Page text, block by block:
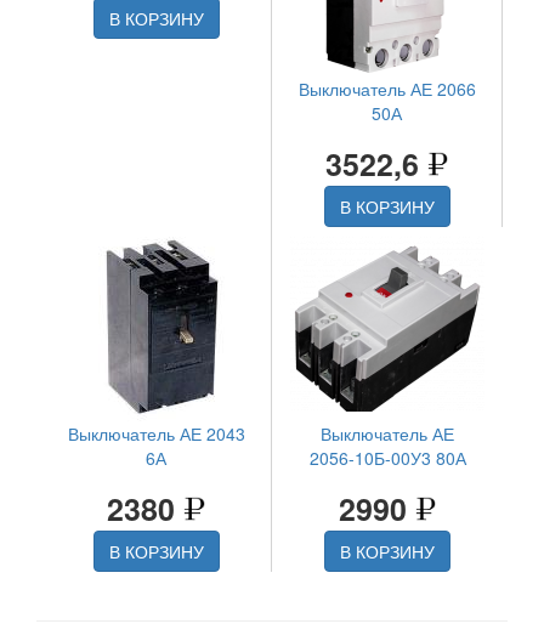
В КОРЗИНУ
Выключатель АЕ 2066
50А
3522,6
В КОРЗИНУ
Выключатель АЕ 2043
6А
2380
В КОРЗИНУ
Выключатель АЕ
2056-10Б-00У3 80А
2990
В КОРЗИНУ